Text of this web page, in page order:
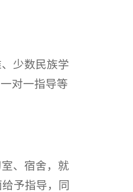
少数民族学
对一指导等
、宿舍，就
予指导，同